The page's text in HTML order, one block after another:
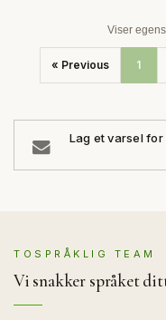
Viser
« Previous 1
Lag et varsel
TOSPRÅKLIG TEAM
Vi snakker språket